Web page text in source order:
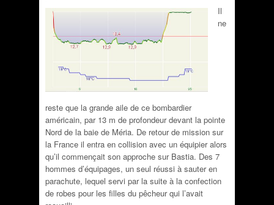
Il
ne
reste que la grande aile de ce bombardier
américain, par 13 m de profondeur devant la pointe
Nord de la baie de Méria. De retour de mission sur
la France il entra en collision avec un équipier alors
qu’il commençait son approche sur Bastia. Des 7
hommes d’équipages, un seul réussi à sauter en
parachute, lequel servi par la suite à la confection
de robes pour les filles du pêcheur qui l’avait